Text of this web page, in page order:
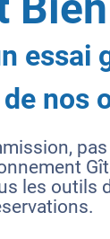
essai
nos
les outils